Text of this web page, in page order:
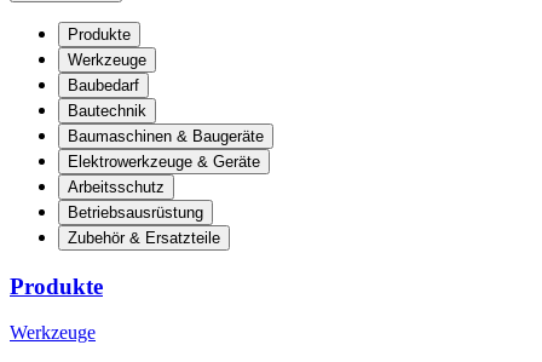
Produkte
Werkzeuge
Baubedarf
Bautechnik
Baumaschinen & Baugeräte
Elektrowerkzeuge & Geräte
Arbeitsschutz
Betriebsausrüstung
Zubehör & Ersatzteile
Produkte
Werkzeuge